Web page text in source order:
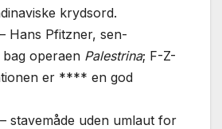
krydsord.
– Hans Pfitzner, sen­
operaen Palestrina; F-Z-
er **** en god
– stavemåde uden umlaut for